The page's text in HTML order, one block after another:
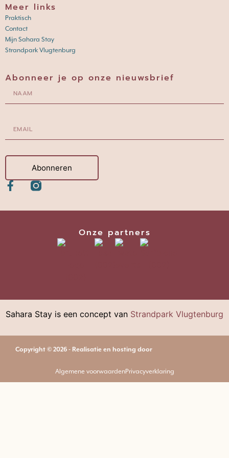
Meer links
Praktisch
Contact
Mijn Sahara Stay
Strandpark Vlugtenburg
Abonneer je op onze nieuwsbrief
Abonneren
Onze partners
Sahara Stay is een concept van Strandpark Vlugtenburg
Copyright © 2026 - Realisatie en hosting door
Algemene voorwaardenPrivacyverklaring